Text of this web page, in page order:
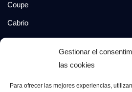
Gestionar el
las cookies
Para ofrecer las mejores experiencias,
Coupe
Cabrio